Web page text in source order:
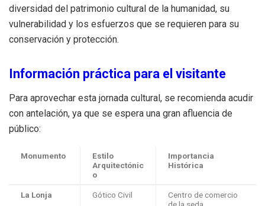
diversidad del patrimonio cultural de la humanidad, su
vulnerabilidad y los esfuerzos que se requieren para su
conservación y protección.
Información práctica para el visitante
Para aprovechar esta jornada cultural, se recomienda acudir
con antelación, ya que se espera una gran afluencia de
público:
Monumento
Estilo
Arquitectónic
o
Importancia
Histórica
La Lonja Gótico Civil
Centro de comercio